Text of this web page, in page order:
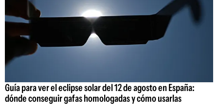
Guía para ver el eclipse solar del 12 de agosto en España:
dónde conseguir gafas homologadas y cómo usarlas